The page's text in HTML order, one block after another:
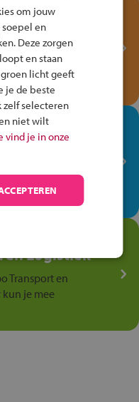
met het
Veilig Verkeersspel
fiets!
ben je op je
waar elke dag
in de
en Logistiek
Transport en
je mee
om jouw
soepel en
Deze zorgen
en staan
groen licht geeft
je de beste
zelf selecteren
niet wilt
vind je in onze